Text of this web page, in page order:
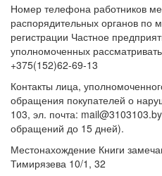
Номер телефона работников
распорядительных органов по
регистрации Частное
уполномоченных
+375(152)62-69-13
Контакты лица,
обращения покупателей о
103, эл. почта:
обращений до 15 дней).
Местонахождение Книги
Тимирязева 10/1, 32